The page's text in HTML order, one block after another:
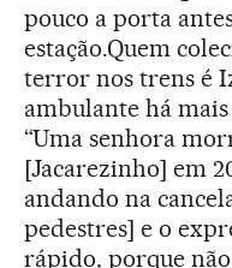
pouco a porta
estação.Quem
terror nos trens é
ambulante há
“Uma senhora
[Jacarezinho] em
andando na
pedestres] e o
rápido, porque